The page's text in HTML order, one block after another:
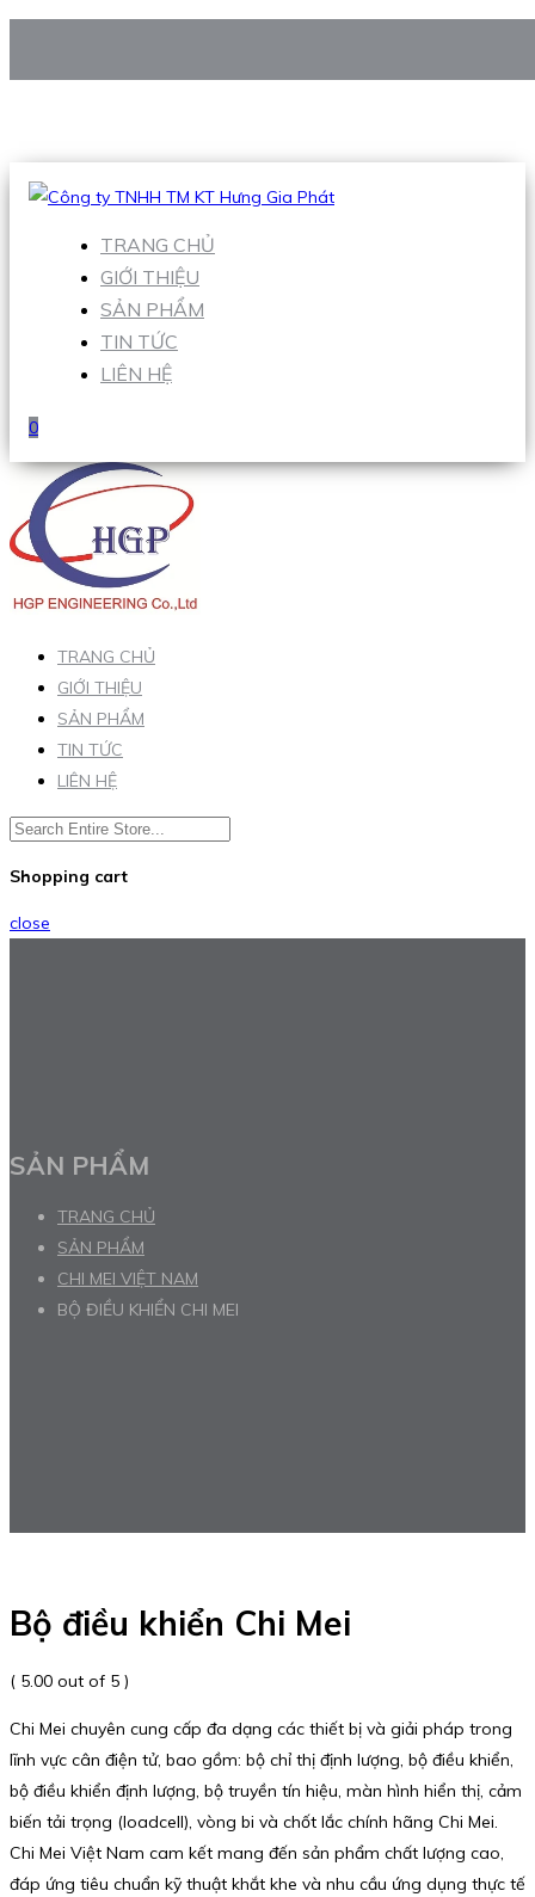
Hotline:0938 906 663
TRANG CHỦ
GIỚI THIỆU
SẢN PHẨM
TIN TỨC
LIÊN HỆ
0
TRANG CHỦ
GIỚI THIỆU
SẢN PHẨM
TIN TỨC
LIÊN HỆ
Shopping cart
close
SẢN PHẨM
TRANG CHỦ
SẢN PHẨM
CHI MEI VIỆT NAM
BỘ ĐIỀU KHIỂN CHI MEI
Bộ điều khiển Chi Mei
( 5.00 out of 5 )
Chi Mei chuyên cung cấp đa dạng các thiết bị và giải pháp trong
lĩnh vực cân điện tử, bao gồm: bộ chỉ thị định lượng, bộ điều khiển,
bộ điều khiển định lượng, bộ truyền tín hiệu, màn hình hiển thị, cảm
biến tải trọng (loadcell), vòng bi và chốt lắc chính hãng Chi Mei.
Chi Mei Việt Nam cam kết mang đến sản phẩm chất lượng cao,
đáp ứng tiêu chuẩn kỹ thuật khắt khe và nhu cầu ứng dụng thực tế